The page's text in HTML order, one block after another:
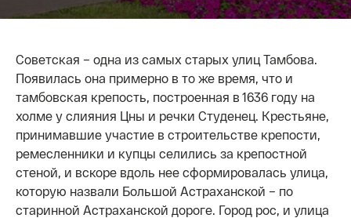
Советская – одна из самых старых улиц Тамбова.
Появилась она примерно в то же время, что и
тамбовская крепость, построенная в 1636 году на
холме у слияния Цны и речки Студенец. Крестьяне,
принимавшие участие в строительстве крепости,
ремесленники и купцы селились за крепостной
стеной, и вскоре вдоль нее сформировалась улица,
которую назвали Большой Астраханской – по
старинной Астраханской дороге. Город рос, и улица